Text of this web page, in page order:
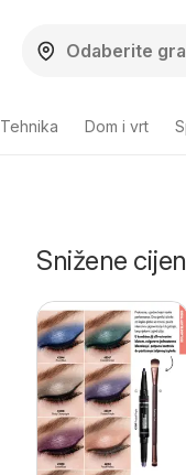
Tehnika Dom i vrt
Snižene